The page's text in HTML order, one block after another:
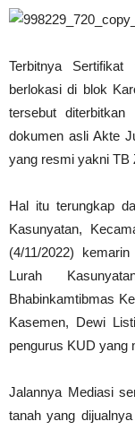
Terbitnya
berlokasi di blok
tersebut
dokumen asli Akte
yang resmi yakni TB
Hal itu terungkap
Kasunyatan,
(4/11/2022)
Lurah
Bhabinkamtibmas
Kasemen, Dewi
pengurus KUD yang
Jalannya Mediasi
tanah yang